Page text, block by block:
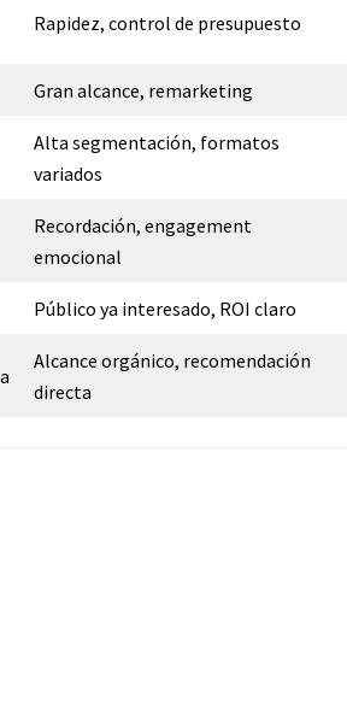
Rapidez, control de presupuesto
Gran alcance, remarketing
Alta segmentación, formatos
variados
Recordación, engagement
emocional
Público ya interesado, ROI claro
Alcance orgánico, recomendación
directa